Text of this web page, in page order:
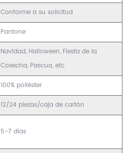
Conforme a su solicitud
Pantone
Navidad, Halloween, Fiesta de la
Cosecha, Pascua, etc.
100% poliéster
12/24 piezas/caja de cartón
5-7 días